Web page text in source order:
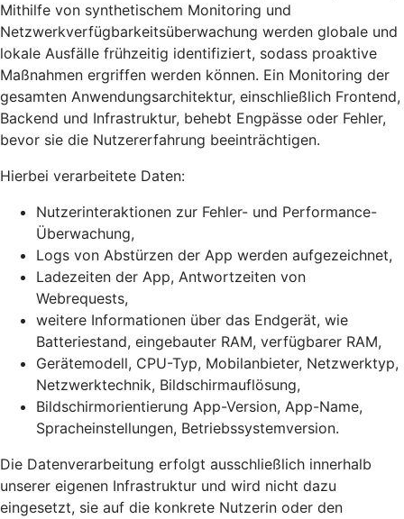
Mithilfe von synthetischem Monitoring und
Netzwerkverfügbarkeitsüberwachung werden globale und
lokale Ausfälle frühzeitig identifiziert, sodass proaktive
Maßnahmen ergriffen werden können. Ein Monitoring der
gesamten Anwendungsarchitektur, einschließlich Frontend,
Backend und Infrastruktur, behebt Engpässe oder Fehler,
bevor sie die Nutzererfahrung beeinträchtigen.
Hierbei verarbeitete Daten:
Nutzerinteraktionen zur Fehler- und Performance-
Überwachung,
Logs von Abstürzen der App werden aufgezeichnet,
Ladezeiten der App, Antwortzeiten von
Webrequests,
weitere Informationen über das Endgerät, wie
Batteriestand, eingebauter RAM, verfügbarer RAM,
Gerätemodell, CPU-Typ, Mobilanbieter, Netzwerktyp,
Netzwerktechnik, Bildschirmauflösung,
Bildschirmorientierung App-Version, App-Name,
Spracheinstellungen, Betriebssystemversion.
Die Datenverarbeitung erfolgt ausschließlich innerhalb
unserer eigenen Infrastruktur und wird nicht dazu
eingesetzt, sie auf die konkrete Nutzerin oder den